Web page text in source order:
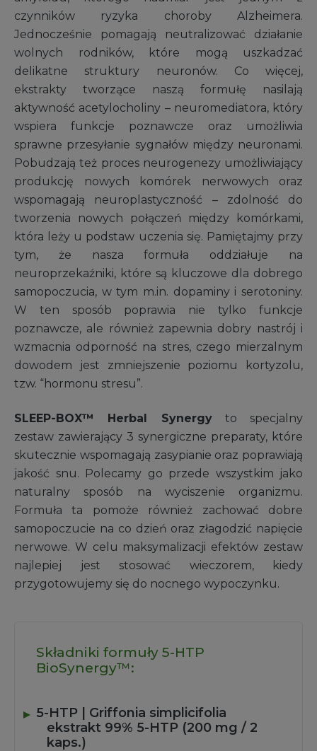
czynników ryzyka choroby Alzheimera.
Jednocześnie pomagają neutralizować działanie
wolnych rodników, które mogą uszkadzać
delikatne struktury neuronów. Co więcej,
ekstrakty tworzące naszą formułę nasilają
aktywność acetylocholiny – neuromediatora, który
wspiera funkcje poznawcze oraz umożliwia
sprawne przesyłanie sygnałów między neuronami.
Pobudzają też proces neurogenezy umożliwiający
produkcję nowych komórek nerwowych oraz
wspomagają neuroplastyczność – zdolność do
tworzenia nowych połączeń między komórkami,
która leży u podstaw uczenia się. Pamiętajmy przy
tym, że nasza formuła oddziałuje na
neuroprzekaźniki, które są kluczowe dla dobrego
samopoczucia, w tym m.in. dopaminy i serotoniny.
W ten sposób poprawia nie tylko funkcje
poznawcze, ale również zapewnia dobry nastrój i
wzmacnia odporność na stres, czego mierzalnym
dowodem jest zmniejszenie poziomu kortyzolu,
tzw. “hormonu stresu”.
SLEEP-BOX™ Herbal Synergyto specjalny
zestaw zawierający 3 synergiczne preparaty, które
skutecznie wspomagają zasypianie oraz poprawiają
jakość snu. Polecamy go przede wszystkim jako
naturalny sposób na wyciszenie organizmu.
Formuła ta pomoże również zachować dobre
samopoczucie na co dzień oraz złagodzić napięcie
nerwowe. W celu maksymalizacji efektów zestaw
najlepiej jest stosować wieczorem, kiedy
przygotowujemy się do nocnego wypoczynku.
Składniki formuły 5-HTP
BioSynergy™:
5-HTP | Griffonia simplicifolia
ekstrakt 99% 5-HTP (200 mg / 2
kaps.)